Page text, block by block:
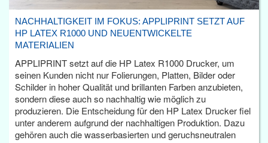
NACHHALTIGKEIT IM FOKUS: APPLIPRINT SETZT AUF
HP LATEX R1000 UND NEUENTWICKELTE
MATERIALIEN
APPLIPRINT setzt auf die HP Latex R1000 Drucker, um
seinen Kunden nicht nur Folierungen, Platten, Bilder oder
Schilder in hoher Qualität und brillanten Farben anzubieten,
sondern diese auch so nachhaltig wie möglich zu
produzieren. Die Entscheidung für den HP Latex Drucker fiel
unter anderem aufgrund der nachhaltigen Produktion. Dazu
gehören auch die wasserbasierten und geruchsneutralen